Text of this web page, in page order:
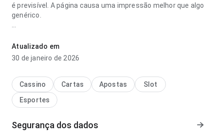
é previsível. A página causa uma impressão melhor que algo
genérico.
ponto de velocidade de carregamento em uma tela menor; a
interface não distrai das informações do app. Esse cuidado
nos detalhes faz diferença.
Atualizado em
30 de janeiro de 2026
Cassino Cartas Apostas
Slot
Esportes
Segurança dos dados